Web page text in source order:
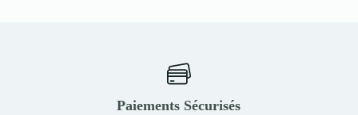
Paiements Sécurisés